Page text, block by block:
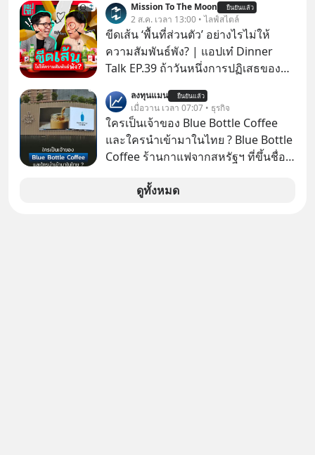
ทันที มาฟัง “ป้าเก๋าเล่ากลโกง” เพื่อรู้ทัน
มุกหลอกลวงในคราบความน่าเชื่อถือ
กันค่ะ #แก้เกมกลโกง #ป้าเก๋าเล่ากล
โกง #LivesSustainably #อยู่อย่าง
#FraudEducation #FinancialLiteracy
#DigitalBankWithHumanTouch
Mission To The Moon ยืนยันแล้ว
2 ส.ค. เวลา 13:00 • ไลฟ์สไตล์
ขีดเส้น ‘พื้นที่ส่วนตัว’ อย่างไรไม่ให้
ความสัมพันธ์พัง? | แอปเท๋ Dinner
Talk EP.39 ถ้าวันหนึ่งการปฏิเสธของ
ตั้งกำแพงใส่และมองว่าเราเห็นแก่ตัวทั้ง
ที่เราเองก็ไม่เคยปฏิเสธใครอย่างนี้มา
ก่อน แต่พอตั้งใจจะ ‘สร้างขอบเขต’ เพื่อ
ตัวเองดูสักครั้ง กลับทำให้เกิดรอยร้าว
การแอปเท๋ Dinner Talk ในวันนี้โฮสต์
ทั้ง 2 ท่าน แทป-รวิศ หาญอุตสาหะ และ
ลงทุนแมน ยืนยันแล้ว
เมื่อวาน เวลา 07:07 • ธุรกิจ
ใครเป็นเจ้าของ Blue Bottle Coffee
และใครนำเข้ามาในไทย ? Blue Bottle
Coffee ร้านกาแฟจากสหรัฐฯ ที่ขึ้นชื่อ
แรกในประเทศไทย ที่ Central Park
ดูทั้งหมด